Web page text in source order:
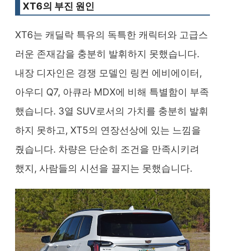
XT6의 부진 원인
XT6는 캐딜락 특유의 독특한 캐릭터와 고급스
러운 존재감을 충분히 발휘하지 못했습니다.
내장 디자인은 경쟁 모델인 링컨 에비에이터,
아우디 Q7, 아큐라 MDX에 비해 특별함이 부족
했습니다. 3열 SUV로서의 가치를 충분히 발휘
하지 못하고, XT5의 연장선상에 있는 느낌을
줬습니다. 차량은 단순히 조건을 만족시키려
했지, 사람들의 시선을 끌지는 못했습니다.